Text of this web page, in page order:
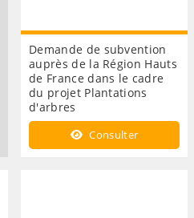
Demande de subvention
auprès de la Région Hauts
de France dans le cadre
du projet Plantations
d'arbres
Consulter